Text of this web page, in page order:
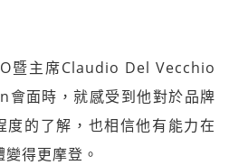
暨主席Claudio Del Vecchio
會面時，就感受到他對於品牌
的了解，也相信他有能力在
得更摩登。